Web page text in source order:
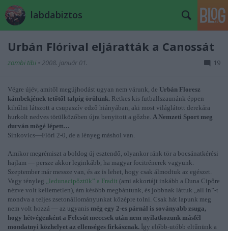
labdabiztos
Urbán Flórival eljáratták a Canossát
zombi tibi • 2008. január 01. 19
Végre újév, amitől megújhodást ugyan nem várunk, de Urbán Floresz
kámbekjének tetőtől talpig örülünk. Retkes kis futballszaunánk éppen
kihűlni látszott a csupaszív edző hiányában, aki most világlátott derekára
hurkolt nedves törülközőben újra benyitott a gőzbe. A Nemzeti Sport meg
durván mögé lépett…
Sinkovics—Flóri 2-0, de a lényeg máshol van.
Amikor megrémiszt a boldog új esztendő, olyankor ránk tör a bocsánatkérési
hajlam — persze akkor leginkább, ha magyar focitrénerek vagyunk.
Szeptember már messze van, és az is lehet, hogy csak álmodtuk az egészet.
Vagy tényleg „ledunacipőztük” a Fradit (ami akkortájt inkább a Duna Cipőre
nézve volt kellemetlen), ám később megbántunk, és jobbnak láttuk „all in”-t
mondva a teljes zsetonállományunkat középre tolni. Csak hát lapunk meg
nem volt hozzá — az ugyanis még egy 2-es párnál is soványabb zsuga,
hogy hétvégenként a Felcsút meccsek után nem nyilatkozunk másfél
mondatnyi közhelyet az ellenséges firkásznak. Így előbb-utóbb eltűnünk a